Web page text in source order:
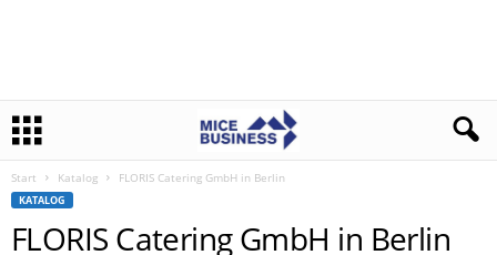
Start Katalog FLORIS Catering GmbH in Berlin
KATALOG
FLORIS Catering GmbH in Berlin